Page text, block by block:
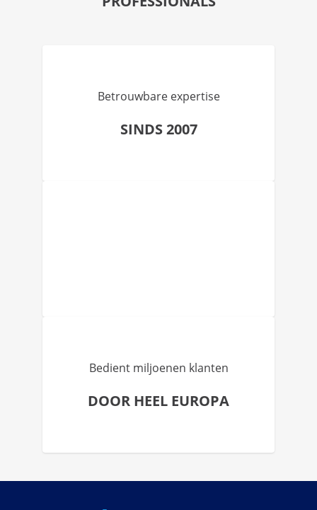
Betrouwbare expertise
SINDS 2007
Bedient miljoenen klanten
DOOR HEEL EUROPA